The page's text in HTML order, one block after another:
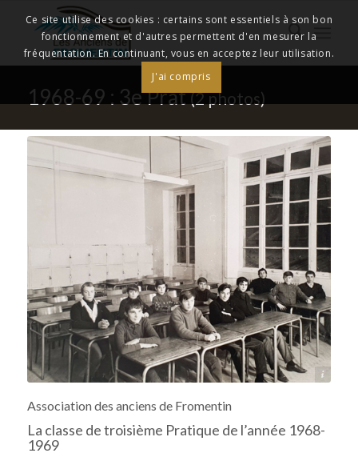
1968-69 : 3e Prat(2 photos)
Archives départementales 17
Association des anciens de Fromentin
La classe de troisième Pratique de l’année 1968-
1969
Ce site utilise des cookies : certains sont essentiels à son bon
fonctionnement et d'autres permettent d'en mesurer la
fréquentation. En continuant, vous en acceptez leur utilisation.
J'ai compris